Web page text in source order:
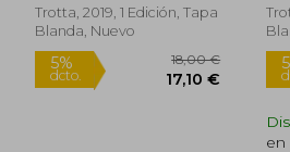
Procesos. Derecho)
Trotta, 2019, 1 Edición, Tapa
Blanda, Nuevo
en